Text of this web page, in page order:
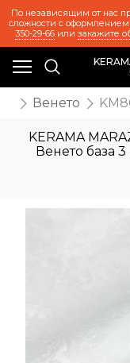
По независящим от нас
сложности с оформлением
350-29-66или закажите
Венето
KERAMA
Венето база 3